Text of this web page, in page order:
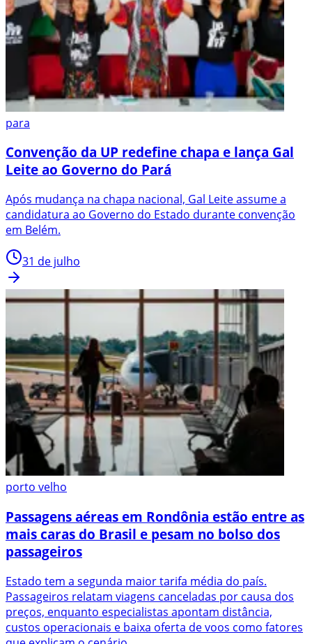
para
Convenção da UP redefine chapa e lança Gal
Leite ao Governo do Pará
Após mudança na chapa nacional, Gal Leite assume a
candidatura ao Governo do Estado durante convenção
em Belém.
31 de julho
porto velho
Passagens aéreas em Rondônia estão entre as
mais caras do Brasil e pesam no bolso dos
passageiros
Estado tem a segunda maior tarifa média do país.
Passageiros relatam viagens canceladas por causa dos
preços, enquanto especialistas apontam distância,
custos operacionais e baixa oferta de voos como fatores